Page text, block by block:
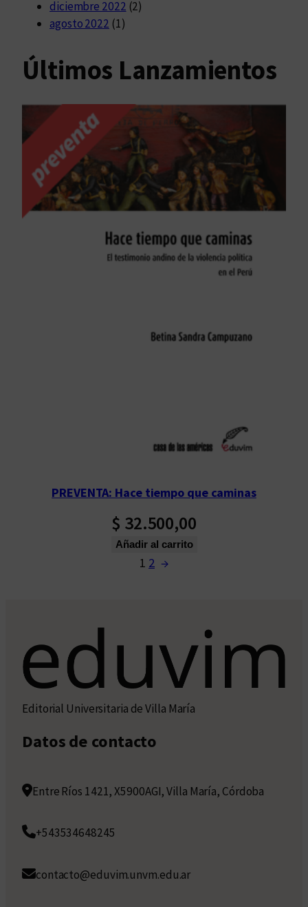
diciembre 2022 (2)
agosto 2022 (1)
Últimos Lanzamientos
PREVENTA: Hace tiempo que caminas
$ 32.500,00
Añadir al carrito
1 2 →
Editorial Universitaria de Villa María
Datos de contacto
Entre Ríos 1421, X5900AGI, Villa María, Córdoba
+543534648245
contacto@eduvim.unvm.edu.ar